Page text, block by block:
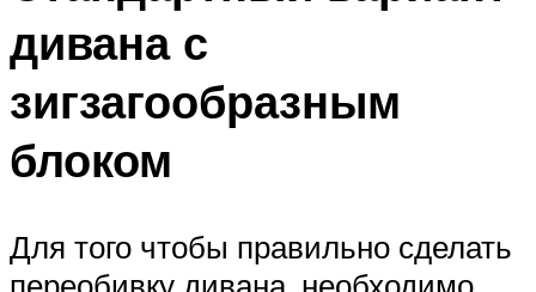
дивана с
зигзагообразным
блоком
Для того чтобы правильно сделать